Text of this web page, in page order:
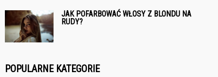
JAK POFARBOWAĆ WŁOSY Z BLONDU NA
RUDY?
POPULARNE KATEGORIE